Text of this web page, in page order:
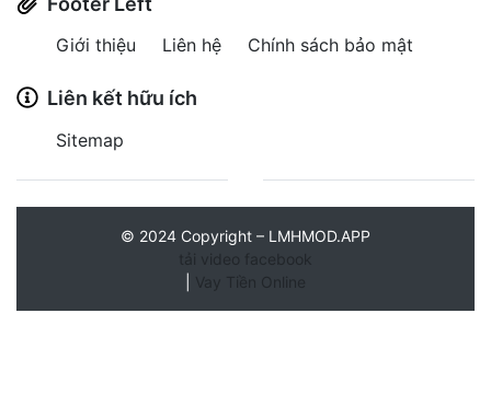
Giới thiệu Liên hệ Chính sách bảo mật
Liên kết hữu ích
Sitemap
© 2024 Copyright – LMHMOD.APP
tải video facebook
Vay Tiền Online